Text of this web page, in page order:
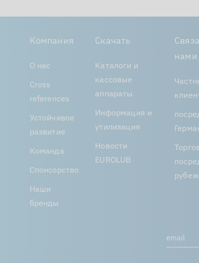
Компания
О нас
Cross
references
Устойчивое
развитие
Команда
Спонсорство
Наши
бренды
Скачать
Каталоги и
кассовые
аппараты
Информация и
утилизация
Новости
EUROLUB
нами